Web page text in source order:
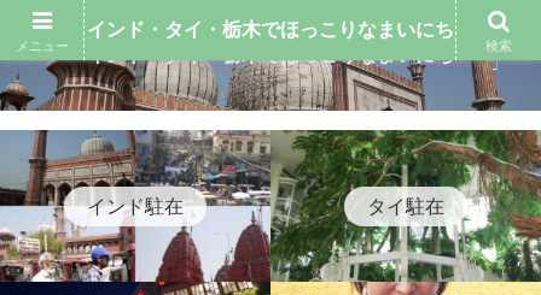
インド駐在 タイ駐在
メニュー
インド・タイ・栃木でほっこりなまいにち
検索